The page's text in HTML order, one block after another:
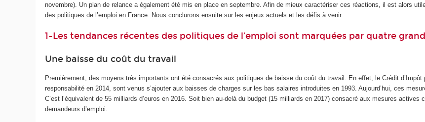
novembre). Un plan de relance a également été mis en place en septembre. Afin de mieux caractériser ces réactions, il est alors
des politiques de l’emploi en France. Nous conclurons ensuite sur les enjeux actuels et les défis à venir.
1-Les tendances récentes des politiques de l’emploi sont marquées par quatre
Une baisse du coût du travail
Premièrement, des moyens très importants ont été consacrés aux politiques de baisse du coût du travail. En effet, le Crédit
responsabilité en 2014, sont venus s’ajouter aux baisses de charges sur les bas salaires introduites en 1993. Aujourd’hui, ces
C’est l’équivalent de 55 milliards d’euros en 2016. Soit bien au-delà du budget (15 milliards en 2017) consacré aux mesures
demandeurs d’emploi.